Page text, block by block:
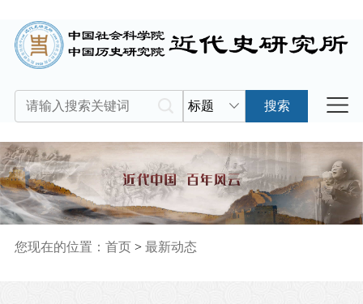
标题 搜索
您现在的位置： 首页> 最新动态